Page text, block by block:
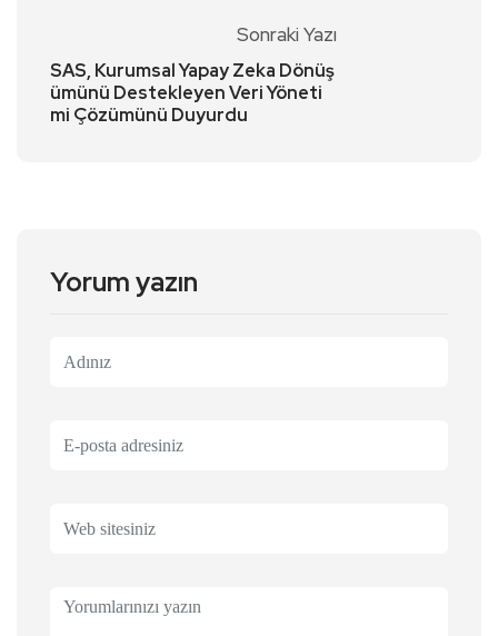
Sonraki Yazı
SAS, Kurumsal Yapay Zeka Dönüş
ümünü Destekleyen Veri Yöneti
mi Çözümünü Duyurdu
Yorum yazın